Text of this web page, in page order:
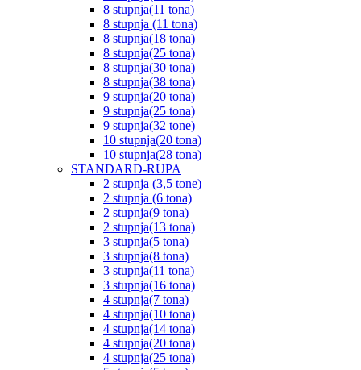
8 stupnja(11 tona)
8 stupnja (11 tona)
8 stupnja(18 tona)
8 stupnja(25 tona)
8 stupnja(30 tona)
8 stupnja(38 tona)
9 stupnja(20 tona)
9 stupnja(25 tona)
9 stupnja(32 tone)
10 stupnja(20 tona)
10 stupnja(28 tona)
STANDARD-RUPA
2 stupnja (3,5 tone)
2 stupnja (6 tona)
2 stupnja(9 tona)
2 stupnja(13 tona)
3 stupnja(5 tona)
3 stupnja(8 tona)
3 stupnja(11 tona)
3 stupnja(16 tona)
4 stupnja(7 tona)
4 stupnja(10 tona)
4 stupnja(14 tona)
4 stupnja(20 tona)
4 stupnja(25 tona)